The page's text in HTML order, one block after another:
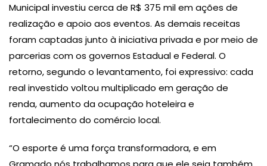
Municipal investiu cerca de R$ 375 mil em ações de
realização e apoio aos eventos. As demais receitas
foram captadas junto à iniciativa privada e por meio de
parcerias com os governos Estadual e Federal. O
retorno, segundo o levantamento, foi expressivo: cada
real investido voltou multiplicado em geração de
renda, aumento da ocupação hoteleira e
fortalecimento do comércio local.
“O esporte é uma força transformadora, e em